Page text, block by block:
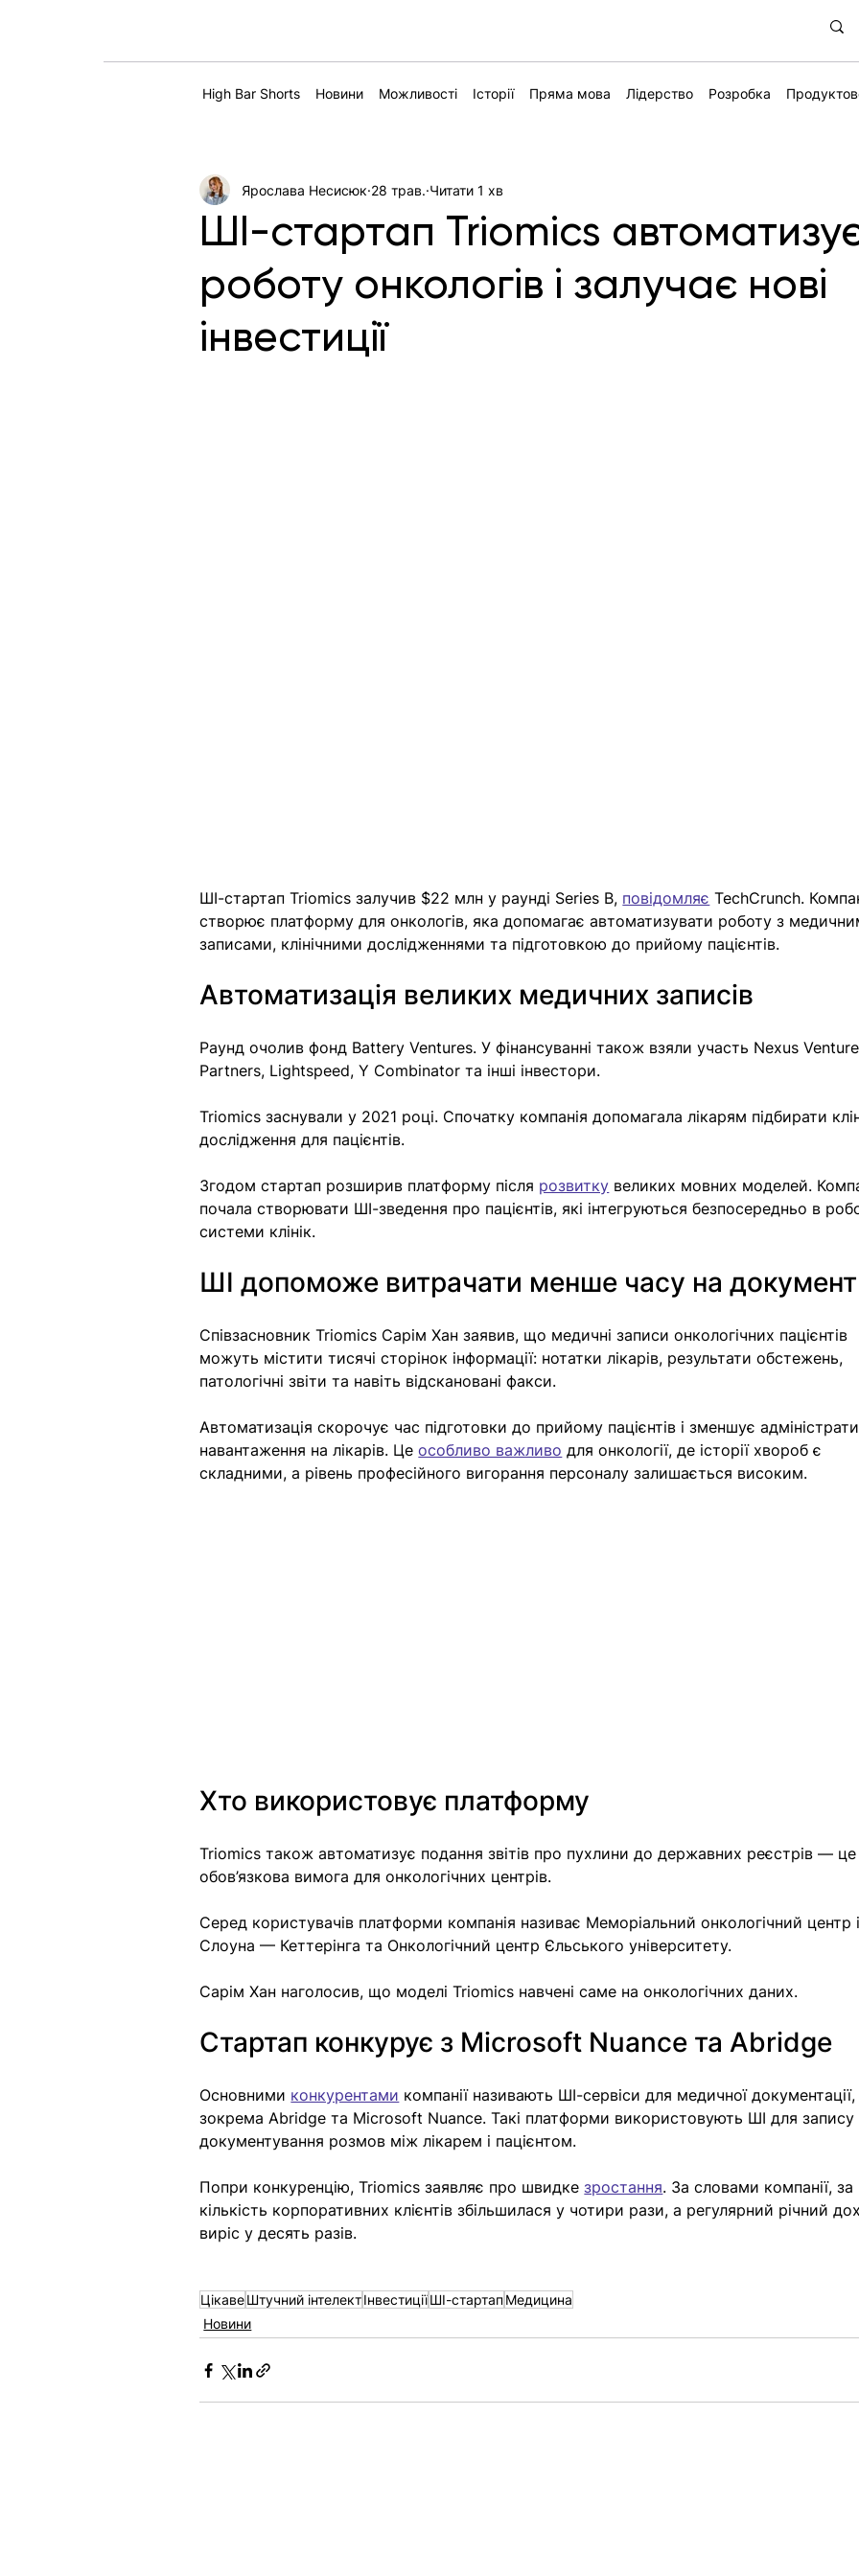
High Bar Shorts Новини Можливості Історії Пряма мова Лідерство Розробка
ШІ-стартап Triomics
роботу онкологів і залучає нові
інвестиції
Ярослава Несисюк 28 трав. Читати 1 хв
ШІ-стартап Triomics залучив $22 млн у раунді Series B, повідомляє TechCrunch.
створює платформу для онкологів, яка допомагає автоматизувати роботу з
записами, клінічними дослідженнями та підготовкою до прийому пацієнтів.
Автоматизація великих медичних записів
Раунд очолив фонд Battery Ventures. У фінансуванні також взяли участь Nexus
Partners, Lightspeed, Y Combinator та інші інвестори.
Triomics заснували у 2021 році. Спочатку компанія допомагала лікарям підбирати
дослідження для пацієнтів.
Згодом стартап розширив платформу після розвитку великих мовних моделей.
почала створювати ШІ-зведення про пацієнтів, які інтегруються безпосередньо в
системи клінік.
ШІ допоможе витрачати менше часу на
Співзасновник Triomics Сарім Хан заявив, що медичні записи онкологічних пацієнтів
можуть містити тисячі сторінок інформації: нотатки лікарів, результати обстежень,
патологічні звіти та навіть відскановані факси.
Автоматизація скорочує час підготовки до прийому пацієнтів і зменшує
навантаження на лікарів. Це особливо важливо для онкології, де історії хвороб є
складними, а рівень професійного вигорання персоналу залишається високим.
Хто використовує платформу
Triomics також автоматизує подання звітів про пухлини до державних реєстрів —
обов’язкова вимога для онкологічних центрів.
Серед користувачів платформи компанія називає Меморіальний онкологічний центр
Слоуна — Кеттерінга та Онкологічний центр Єльського університету.
Сарім Хан наголосив, що моделі Triomics навчені саме на онкологічних даних.
Стартап конкурує з Microsoft Nuance та Abridge
Основними конкурентами компанії називають ШІ-сервіси для медичної
зокрема Abridge та Microsoft Nuance. Такі платформи використовують ШІ для
документування розмов між лікарем і пацієнтом.
Попри конкуренцію, Triomics заявляє про швидке зростання. За словами компанії, за
кількість корпоративних клієнтів збільшилася у чотири рази, а регулярний річний
виріс у десять разів.
ЦікавеШтучний інтелектІнвестиціїШІ-стартап Медицина
Новини